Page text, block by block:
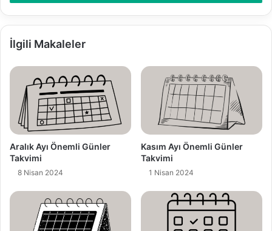
s
t
a
r
i
z
i
r
İlgili Makaleler
Aralık Ayı Önemli Günler
Takvimi
8 Nisan 2024
Kasım Ayı Önemli Günler
Takvimi
1 Nisan 2024